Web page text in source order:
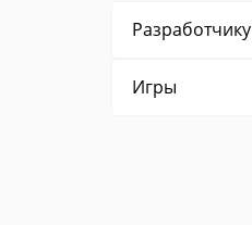
Разработчику
Игры